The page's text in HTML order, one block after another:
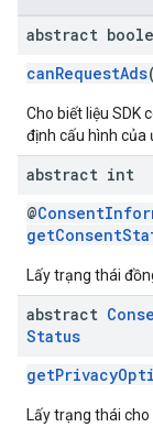
abstract
canRequestAds
Cho biết liệu SDK
định cấu hình của
abstract int
@
Lấy trạng thái
abstract
Status
Lấy trạng thái cho